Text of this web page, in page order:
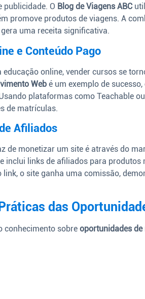
publicidade. O Blog de Viagens ABC
promove produtos de viagens. A
uma receita significativa.
e Conteúdo Pago
educação online, vender cursos se
Web é um exemplo de
plataformas como Teachable
de matrículas.
Afiliados
de monetizar um site é através do
inclui links de afiliados para
link, o site ganha uma comissão,
das
conhecimento sobreoportunidades